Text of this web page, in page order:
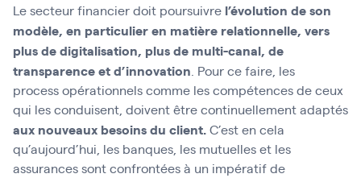
Le secteur financier doit poursuivre l’évolution de son
modèle, en particulieren matière relationnelle, vers
plus de digitalisation, plusde multi-canal, de
transparence et d’innovation . Pour ce faire, les
process opérationnels comme les compétences de ceux
qui les conduisent, doivent être continuellement adaptés
aux nouveaux besoins du client.C’est en cela
qu’aujourd’hui, les banques, les mutuelles et les
assurances sont confrontées à un impératif de